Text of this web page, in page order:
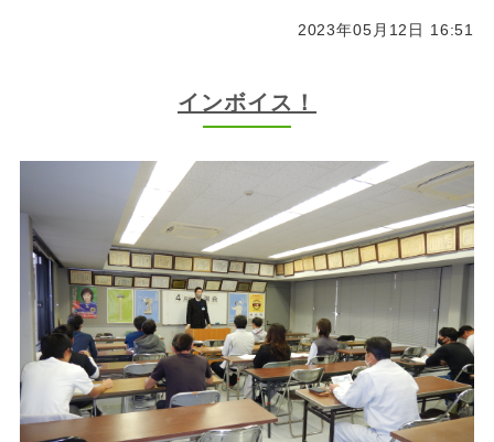
2023年05月12日 16:51
インボイス！